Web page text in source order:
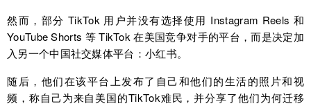
然而，部分 TikTok 用户并没有选择使用 Instagram Reels 和
YouTube Shorts 等 TikTok 在美国竞争对手的平台，而是决定加
入另一个中国社交媒体平台：小红书。
随后，他们在该平台上发布了自己和他们的生活的照片和视
频，称自己为来自美国的TikTok难民，并分享了他们为何迁移